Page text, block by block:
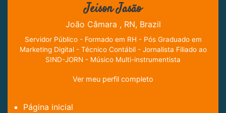
Jeison Jasão
João Câmara , RN, Brazil
Servidor Público - Formado em RH - Pós Graduado em
Marketing Digital - Técnico Contábil - Jornalista Filiado ao
SIND-JORN - Músico Multi-instrumentista
Ver meu perfil completo
Página inicial